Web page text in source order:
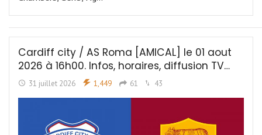
Cardiff city / AS Roma [AMICAL] le 01 aout
2026 à 16h00. Infos, horaires, diffusion TV…
31 juillet 2026 1,449 61 43